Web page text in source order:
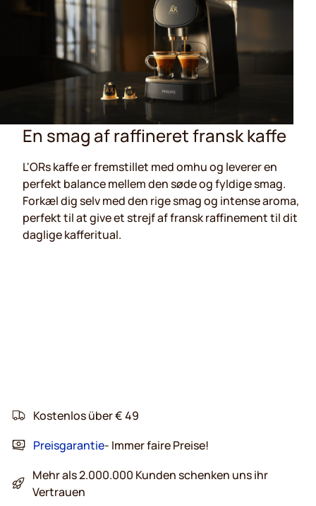
En smag af raffineret fransk kaffe
L'ORs kaffe er fremstillet med omhu og leverer en
perfekt balance mellem den søde og fyldige smag.
Forkæl dig selv med den rige smag og intense aroma,
perfekt til at give et strejf af fransk raffinement til dit
daglige kafferitual.
Kostenlos über € 49
Preisgarantie- Immer faire Preise!
Mehr als 2.000.000 Kunden schenken uns ihr
Vertrauen